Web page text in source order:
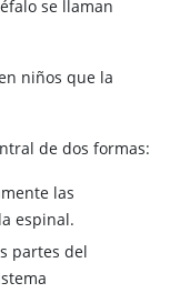
se llaman
niños que la
de dos formas:
las
espinal.
partes del